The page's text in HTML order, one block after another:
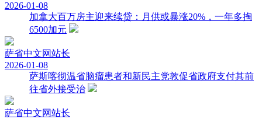
2026-01-08
加拿大百万房主迎来续贷：月供或暴涨20%，一年多掏
6500加元
萨省中文网站长
2026-01-08
萨斯喀彻温省脑瘤患者和新民主党敦促省政府支付其前
往省外接受治
萨省中文网站长